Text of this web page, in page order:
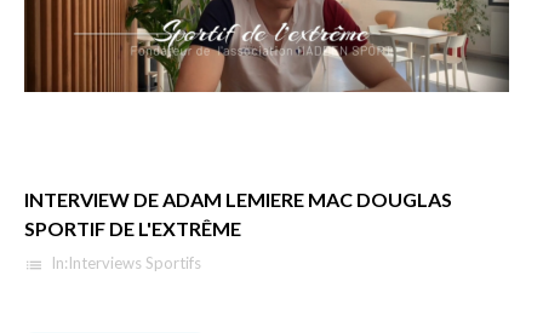
INTERVIEW DE ADAM LEMIERE MAC DOUGLAS
SPORTIF DE L'EXTRÊME
list In:Interviews Sportifs